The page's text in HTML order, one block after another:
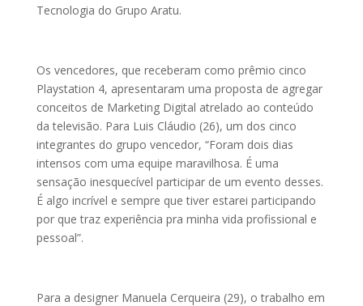
Tecnologia do Grupo Aratu.
Os vencedores, que receberam como prêmio cinco
Playstation 4, apresentaram uma proposta de agregar
conceitos de Marketing Digital atrelado ao conteúdo
da televisão. Para Luis Cláudio (26), um dos cinco
integrantes do grupo vencedor, “Foram dois dias
intensos com uma equipe maravilhosa. É uma
sensação inesquecível participar de um evento desses.
É algo incrível e sempre que tiver estarei participando
por que traz experiência pra minha vida profissional e
pessoal”.
Para a designer Manuela Cerqueira (29), o trabalho em